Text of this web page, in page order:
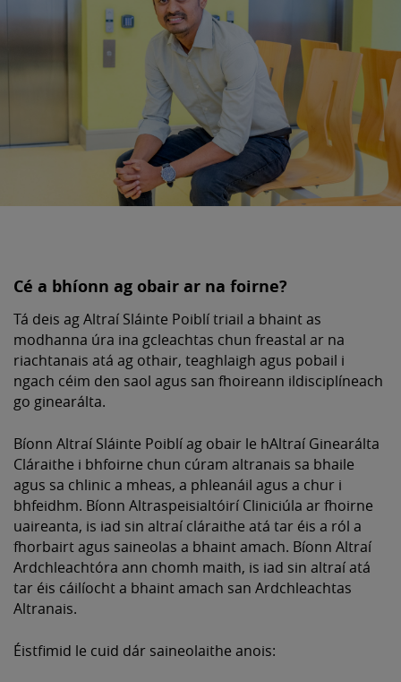
Cé a bhíonn ag obair ar na foirne?
Tá deis ag Altraí Sláinte Poiblí triail a bhaint as
modhanna úra ina gcleachtas chun freastal ar na
riachtanais atá ag othair, teaghlaigh agus pobail i
ngach céim den saol agus san fhoireann ildisciplíneach
go ginearálta.
Bíonn Altraí Sláinte Poiblí ag obair le hAltraí Ginearálta
Cláraithe i bhfoirne chun cúram altranais sa bhaile
agus sa chlinic a mheas, a phleanáil agus a chur i
bhfeidhm. Bíonn Altraspeisialtóirí Cliniciúla ar fhoirne
uaireanta, is iad sin altraí cláraithe atá tar éis a ról a
fhorbairt agus saineolas a bhaint amach. Bíonn Altraí
Ardchleachtóra ann chomh maith, is iad sin altraí atá
tar éis cáilíocht a bhaint amach san Ardchleachtas
Altranais.
Éistfimid le cuid dár saineolaithe anois: